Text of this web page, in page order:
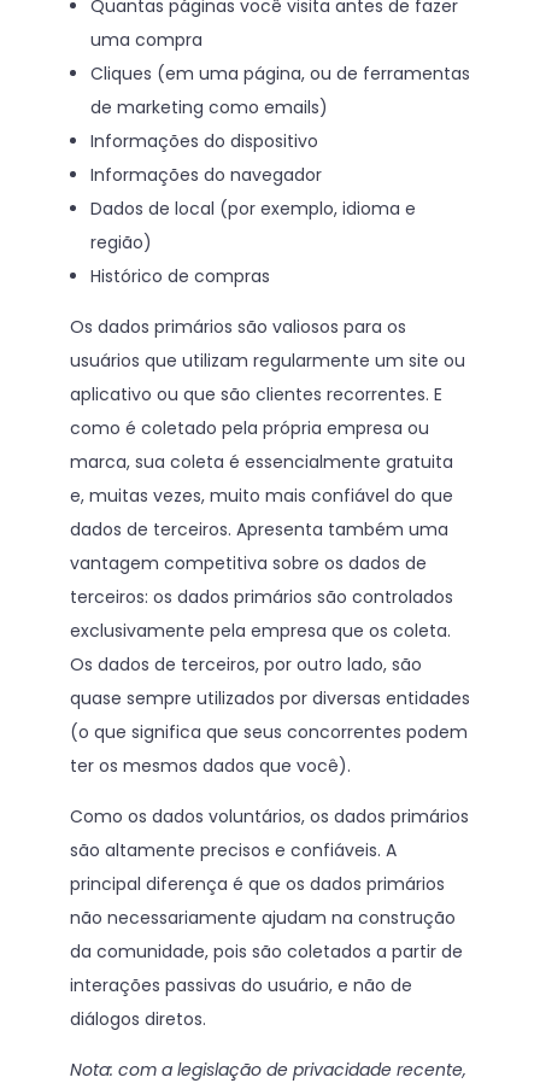
Quantas páginas você visita antes de fazer
uma compra
Cliques (em uma página, ou de ferramentas
de marketing como emails)
Informações do dispositivo
Informações do navegador
Dados de local (por exemplo, idioma e
região)
Histórico de compras
Os dados primários são valiosos para os
usuários que utilizam regularmente um site ou
aplicativo ou que são clientes recorrentes. E
como é coletado pela própria empresa ou
marca, sua coleta é essencialmente gratuita
e, muitas vezes, muito mais confiável do que
dados de terceiros. Apresenta também uma
vantagem competitiva sobre os dados de
terceiros: os dados primários são controlados
exclusivamente pela empresa que os coleta.
Os dados de terceiros, por outro lado, são
quase sempre utilizados por diversas entidades
(o que significa que seus concorrentes podem
ter os mesmos dados que você).
Como os dados voluntários, os dados primários
são altamente precisos e confiáveis. A
principal diferença é que os dados primários
não necessariamente ajudam na construção
da comunidade, pois são coletados a partir de
interações passivas do usuário, e não de
diálogos diretos.
Nota: com a legislação de privacidade recente,